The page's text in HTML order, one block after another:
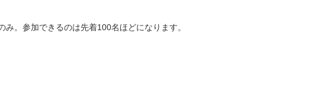
み。参加できるのは先着100名ほどになります。